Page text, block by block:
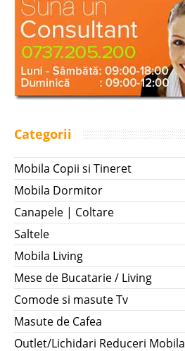
Categorii
Mobila Copii si Tineret
Mobila Dormitor
Canapele | Coltare
Saltele
Mobila Living
Mese de Bucatarie / Living
Comode si masute Tv
Masute de Cafea
Outlet/Lichidari Reduceri Mobila